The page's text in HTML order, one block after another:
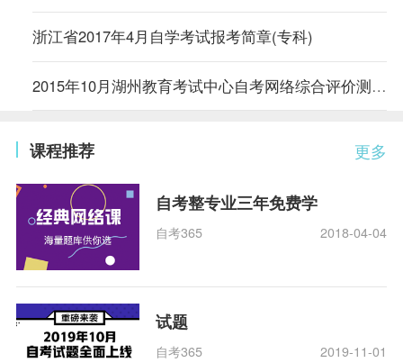
浙江省2017年4月自学考试报考简章(专科)
2015年10月湖州教育考试中心自考网络综合评价测验考试安排
更多
课程推荐
自考整专业三年免费学
自考365 2018-04-04
试题
自考365 2019-11-01